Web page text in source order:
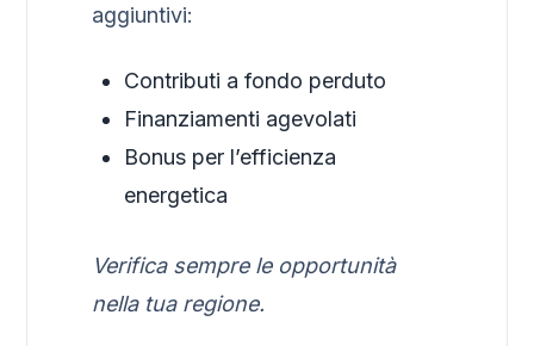
aggiuntivi:
Contributi a fondo perduto
Finanziamenti agevolati
Bonus per l’efficienza
energetica
Verifica sempre le opportunità
nella tua regione.